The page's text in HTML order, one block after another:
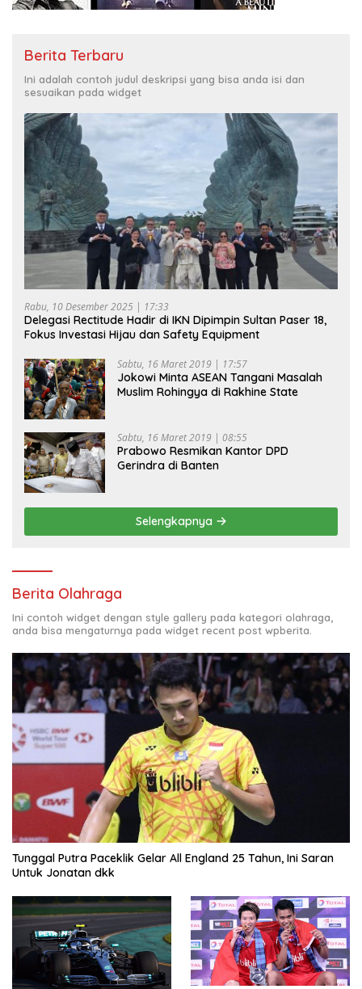
Berita Terbaru
Ini adalah contoh judul deskripsi yang bisa anda isi dan
sesuaikan pada widget
Rabu, 10 Desember 2025 | 17:33
Delegasi Rectitude Hadir di IKN Dipimpin Sultan Paser 18,
Fokus Investasi Hijau dan Safety Equipment
Sabtu, 16 Maret 2019 | 17:57
Jokowi Minta ASEAN Tangani Masalah
Muslim Rohingya di Rakhine State
Sabtu, 16 Maret 2019 | 08:55
Prabowo Resmikan Kantor DPD
Gerindra di Banten
Selengkapnya
Berita Olahraga
Ini contoh widget dengan style gallery pada kategori olahraga,
anda bisa mengaturnya pada widget recent post wpberita.
Tunggal Putra Paceklik Gelar All England 25 Tahun, Ini Saran
Untuk Jonatan dkk